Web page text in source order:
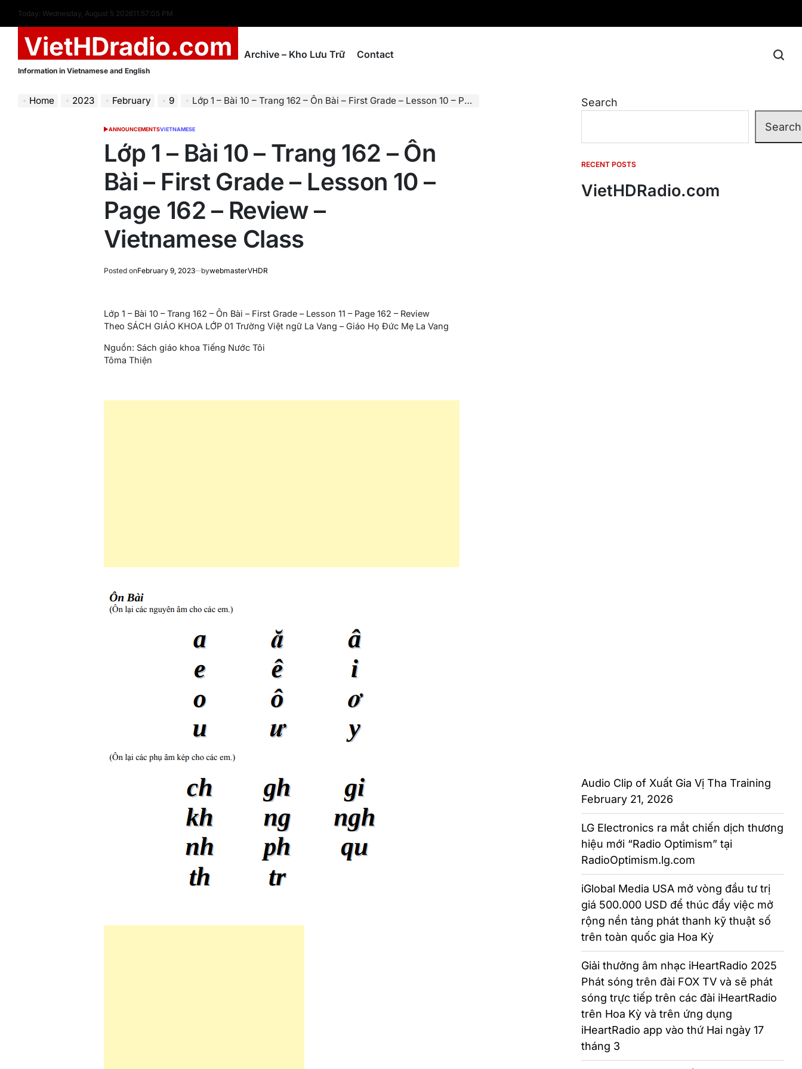
content
Today: Wednesday, August 5 202611:57:06 PM
VietHDradio.com
Information in Vietnamese and English
Archive – Kho Lưu Trữ Contact
Home 2023 February 9 Lớp 1 – Bài 10 – Trang 162 – Ôn Bài – First Grade – Lesson 10 – Page 162 – Review – Vietnamese Class
POSTED
ANNOUNCEMENTSVIETNAMESE
Lớp 1 – Bài 10 – Trang 162 – Ôn
Bài – First Grade – Lesson 10 –
Page 162 – Review –
Vietnamese Class
Posted onFebruary 9, 2023 bywebmasterVHDR
Lớp 1 – Bài 10 – Trang 162 – Ôn Bài – First Grade – Lesson 11 – Page 162 – Review
Theo SÁCH GIÁO KHOA LỚP 01 Trường Việt ngữ La Vang – Giáo Họ Đức Mẹ La Vang
Nguồn: Sách giáo khoa Tiếng Nước Tôi
Tôma Thiện
Search
Search
RECENT POSTS
VietHDRadio.com
Audio Clip of Xuất Gia Vị Tha Training
February 21, 2026
LG Electronics ra mắt chiến dịch thương
hiệu mới “Radio Optimism” tại
RadioOptimism.lg.com
iGlobal Media USA mở vòng đầu tư trị
giá 500.000 USD để thúc đẩy việc mở
rộng nền tảng phát thanh kỹ thuật số
trên toàn quốc gia Hoa Kỳ
Giải thưởng âm nhạc iHeartRadio 2025
Phát sóng trên đài FOX TV và sẽ phát
sóng trực tiếp trên các đài iHeartRadio
trên Hoa Kỳ và trên ứng dụng
iHeartRadio app vào thứ Hai ngày 17
tháng 3